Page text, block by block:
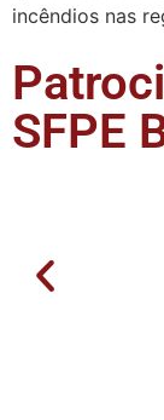
incêndios nas
SFPE